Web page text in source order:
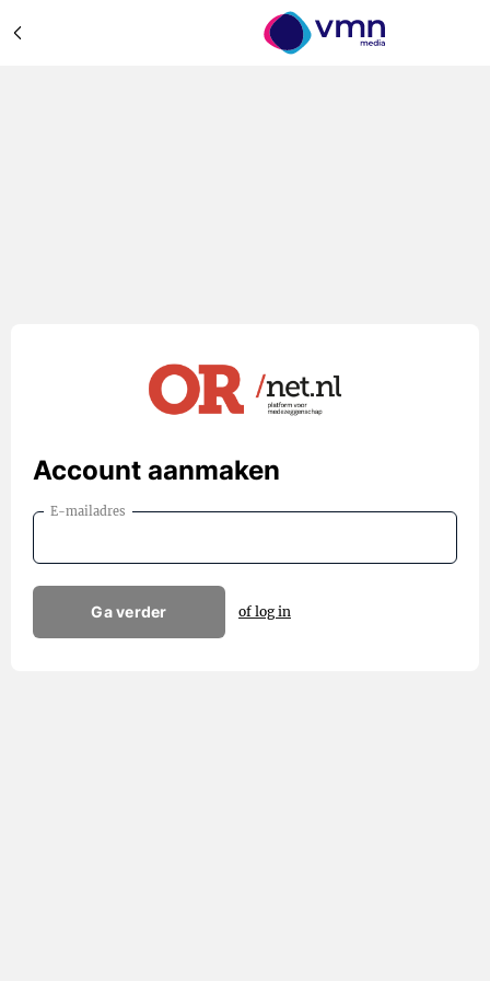
Account aanmaken
E-mailadres
Ga verder of log in